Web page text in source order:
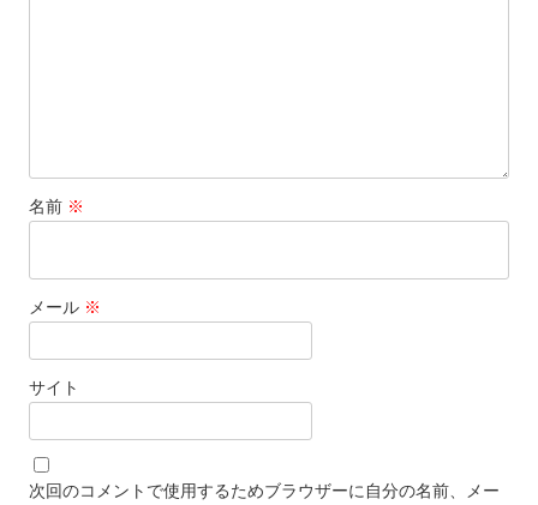
名前 ※
メール ※
サイト
次回のコメントで使用するためブラウザーに自分の名前、メー